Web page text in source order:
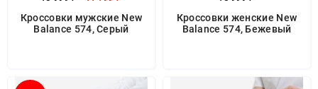
Кроссовки мужские New
Balance 574, Серый
Кроссовки женские New
Balance 574, Бежевый